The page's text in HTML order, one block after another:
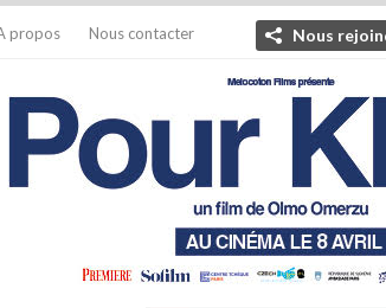
propos Nous contacter Nous